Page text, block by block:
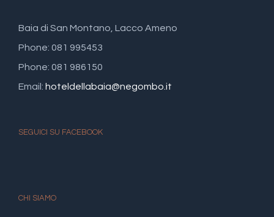
Baia di San Montano, Lacco Ameno
Phone: 081 995453
Phone: 081 986150
Email: hoteldellabaia@negombo.it
SEGUICI SU FACEBOOK
CHI SIAMO